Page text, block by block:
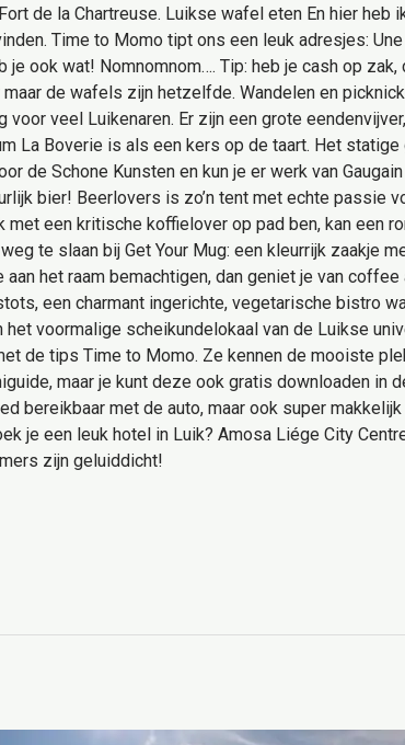
de la Chartreuse. Luikse wafel eten En hier
Time to Momo tipt ons een leuk adresjes:
je ook wat! Nomnomnom…. Tip: heb je cash op
de wafels zijn hetzelfde. Wandelen en
veel Luikenaren. Er zijn een grote
La Boverie is als een kers op de taart. Het
de Schone Kunsten en kun je er werk van
bier! Beerlovers is zo’n tent met echte passie
een kritische koffielover op pad ben, kan een
te slaan bij Get Your Mug: een kleurrijk zaakje
het raam bemachtigen, dan geniet je van
een charmant ingerichte, vegetarische bistro
voormalige scheikundelokaal van de Luikse
de tips Time to Momo. Ze kennen de mooiste
maar je kunt deze ook gratis downloaden in
bereikbaar met de auto, maar ook super
je een leuk hotel in Luik? Amosa Liége City
zijn geluiddicht!